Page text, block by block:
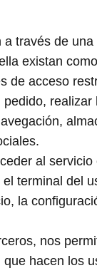
través de
existan
de acceso
al
terminal del
la
nos
hacen los